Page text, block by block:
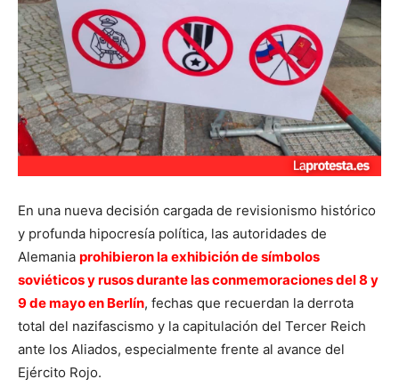
En una nueva decisión cargada de revisionismo histórico
y profunda hipocresía política, las autoridades de
Alemania prohibieron la exhibición de símbolos
soviéticos y rusos durante las conmemoraciones del 8 y
9 de mayo en Berlín, fechas que recuerdan la derrota
total del nazifascismo y la capitulación del Tercer Reich
ante los Aliados, especialmente frente al avance del
Ejército Rojo.